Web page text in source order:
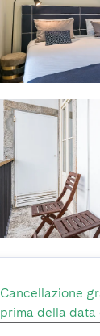
Cancellazione
prima della data